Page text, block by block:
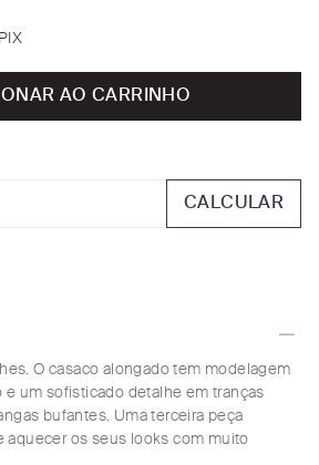
AO CARRINHO
CALCULAR
O casaco alongado tem modelagem
e um sofisticado detalhe em tranças
bufantes. Uma terceira peça
aquecer os seus looks com muito